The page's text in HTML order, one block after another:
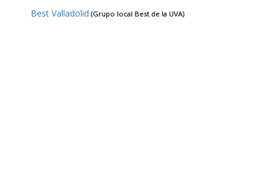
Best Valladolid (Grupo local Best de la UVA)